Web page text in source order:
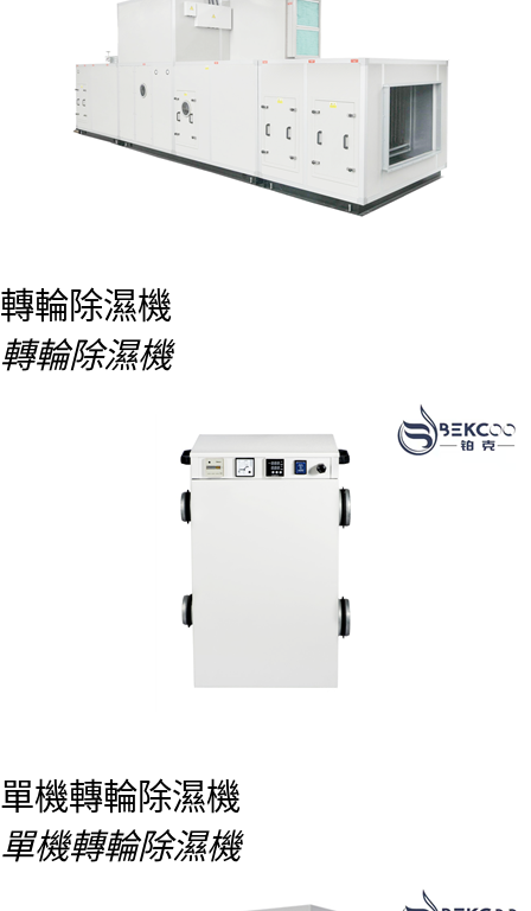
轉輪除濕機
轉輪除濕機
單機轉輪除濕機
單機轉輪除濕機